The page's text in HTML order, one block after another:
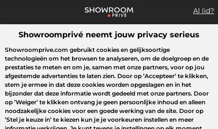
Al lid?
Wat zoek je?
Overzicht sales Sport Fashion Kids Beauty
Showroomprivé neemt jouw privacy serieus
Showroomprive.com gebruikt cookies en gelijksoortige
technologieën om het browsen te analyseren, om de doelgroep en de
prestaties te meten en om je, samen met onze partners, voor op jou
afgestemde advertenties te laten zien. Door op ’Accepteer’ te klikken,
stem je ermee in dat deze cookies worden opgeslagen en in het
bijzonder dat deze informatie wordt gedeeld met onze partners. Door
op ’Weiger’ te klikken ontvang je geen persoonlijke inhoud en alleen
noodzakelijke cookies voor een goede werking van de site. Door op
’Stel je keuze in’ te kiezen kun je je voorkeuren instellen en meer